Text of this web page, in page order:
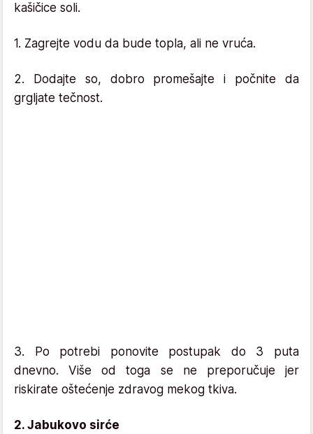
kašičice soli.
1. Zagrejte vodu da bude topla, ali ne vruća.
2. Dodajte so, dobro promešajte i počnite da
grgljate tečnost.
3. Po potrebi ponovite postupak do 3 puta
dnevno. Više od toga se ne preporučuje jer
riskirate oštećenje zdravog mekog tkiva.
2. Jabukovo sirće